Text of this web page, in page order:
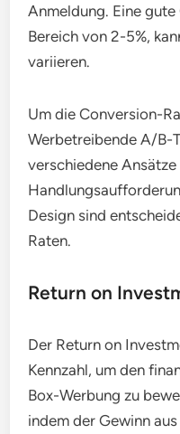
Anmeldung. Eine
Bereich von 2-5%,
variieren.
Um die Conversion-
Werbetreibende A/B-
verschiedene
Design sind
Raten.
Return on
Der Return on
Kennzahl, um den
Box-Werbung zu
indem der Gewinn